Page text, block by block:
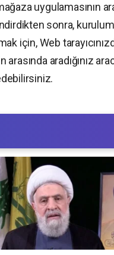
uygulamasının
sonra,
için, Web
aradığınız